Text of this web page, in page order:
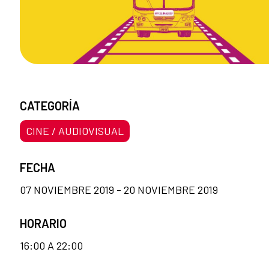
CATEGORÍA
CINE / AUDIOVISUAL
FECHA
07 NOVIEMBRE 2019 - 20 NOVIEMBRE 2019
HORARIO
16:00 A 22:00